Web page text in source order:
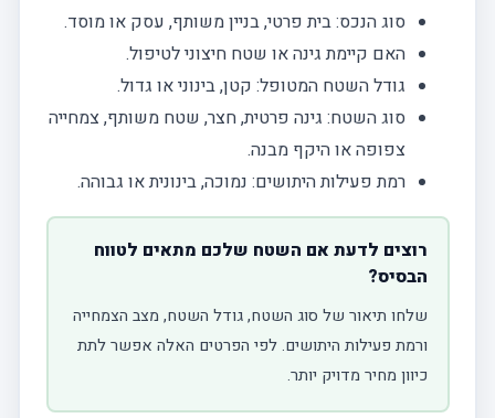
סוג הנכס: בית פרטי, בניין משותף, עסק או מוסד.
האם קיימת גינה או שטח חיצוני לטיפול.
גודל השטח המטופל: קטן, בינוני או גדול.
סוג השטח: גינה פרטית, חצר, שטח משותף, צמחייה
צפופה או היקף מבנה.
רמת פעילות היתושים: נמוכה, בינונית או גבוהה.
רוצים לדעת אם השטח שלכם מתאים לטווח
הבסיס?
שלחו תיאור של סוג השטח, גודל השטח, מצב הצמחייה
ורמת פעילות היתושים. לפי הפרטים האלה אפשר לתת
כיוון מחיר מדויק יותר.